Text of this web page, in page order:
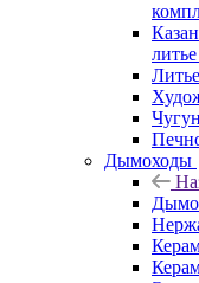
Дымоходы